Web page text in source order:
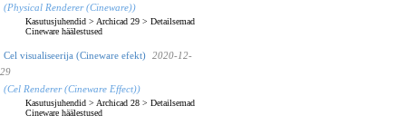
(Physical Renderer (Cineware))
Kasutusjuhendid > Archicad 29 > Detailsemad
Cineware häälestused
Cel visualiseerija (Cineware efekt)
2020-12-
29
(Cel Renderer (Cineware Effect))
Kasutusjuhendid > Archicad 28 > Detailsemad
Cineware häälestused